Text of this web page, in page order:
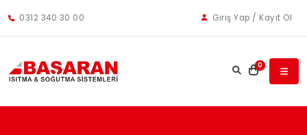
0312 340 30 00 Giriş Yap / Kayıt Ol
0